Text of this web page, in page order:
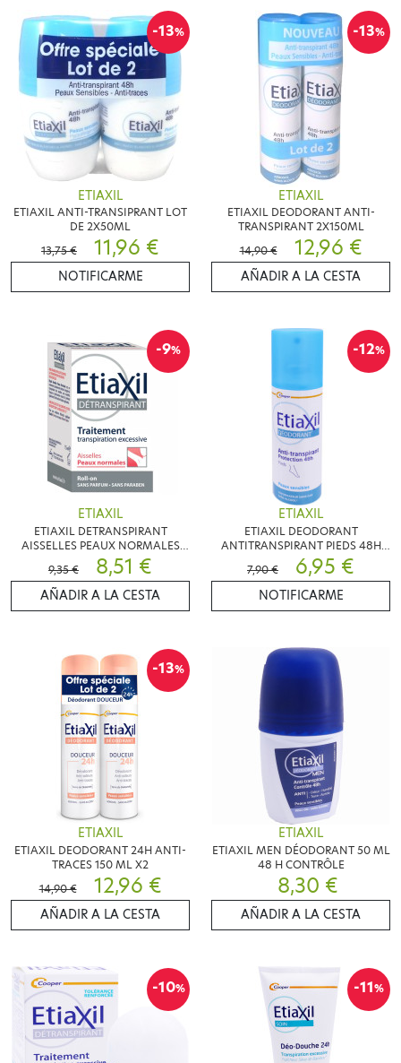
-13%
ETIAXIL
ETIAXIL ANTI-TRANSIPRANT LOT
DE 2X50ML
13,75 €
11,96 €
NOTIFICARME
-13%
ETIAXIL
ETIAXIL DEODORANT ANTI-
TRANSPIRANT 2X150ML
14,90 €
12,96 €
AÑADIR A LA CESTA
-9%
ETIAXIL
ETIAXIL DETRANSPIRANT
AISSELLES PEAUX NORMALES
15ML
9,35 € 8,51 €
AÑADIR A LA CESTA
-12%
ETIAXIL
ETIAXIL DEODORANT
ANTITRANSPIRANT PIEDS 48H
100ML
7,90 € 6,95 €
NOTIFICARME
-13%
ETIAXIL
ETIAXIL DEODORANT 24H ANTI-
TRACES 150 ML X2
14,90 €
12,96 €
AÑADIR A LA CESTA
ETIAXIL
ETIAXIL MEN DÉODORANT 50 ML
48 H CONTRÔLE
8,30 €
AÑADIR A LA CESTA
-10% -11%